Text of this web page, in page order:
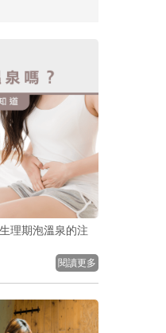
理期泡溫泉的注
閱讀更多